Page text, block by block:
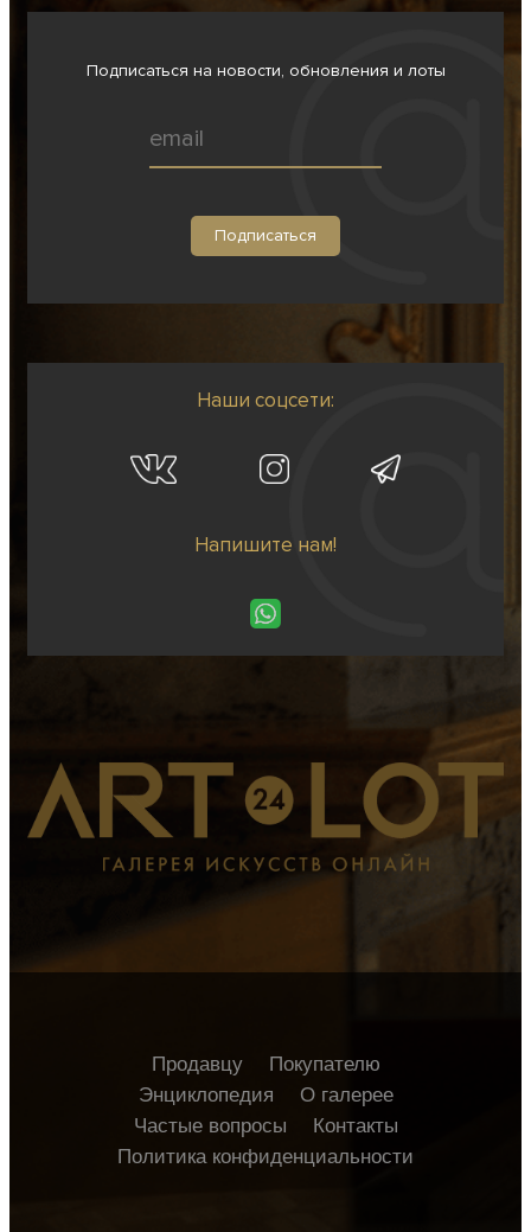
Подписаться на новости, обновления и лоты
Наши соцсети:
Напишите нам!
Продавцу
Покупателю
Энциклопедия
О галерее
Частые вопросы
Контакты
Политика конфиденциальности